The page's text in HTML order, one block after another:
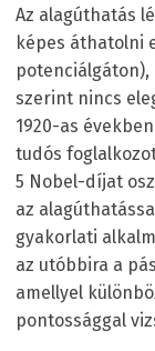
Az alagúthatás
képes áthatolni
potenciálgáton),
szerint nincs
1920-as
tudós
5 Nobel-díjat
az
gyakorlati
az utóbbira a
amellyel
pontossággal